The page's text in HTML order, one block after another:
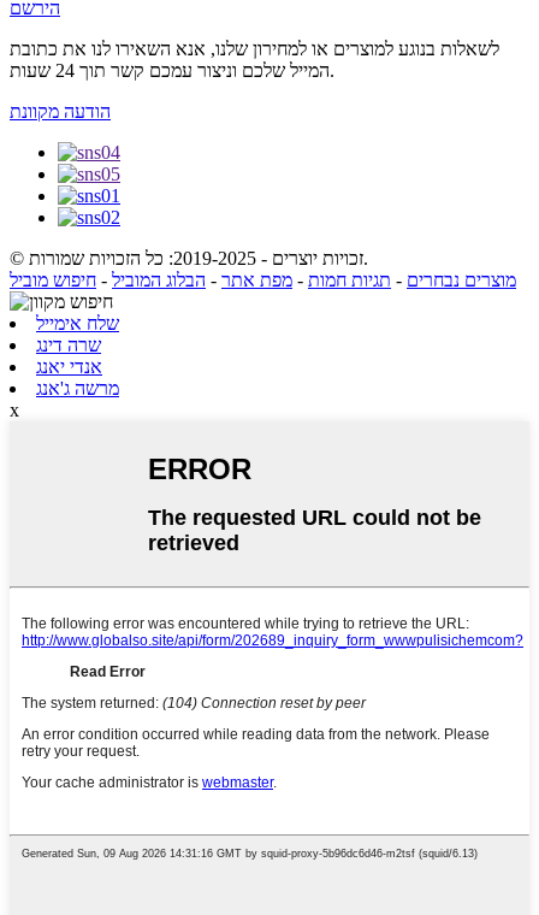
הירשם
לשאלות בנוגע למוצרים או למחירון שלנו, אנא השאירו לנו את כתובת
המייל שלכם וניצור עמכם קשר תוך 24 שעות.
הודעה מקוונת
© זכויות יוצרים - 2019-2025: כל הזכויות שמורות.
מוצרים נבחרים - תגיות חמות - מפת אתר - הבלוג המוביל - חיפוש מוביל
שלח אימייל
שרה דינג
אנדי יאנג
מרשה ג'אנג
x